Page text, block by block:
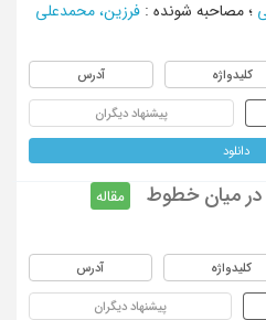
؛ مصاحبه شونده : فرزین، محمدعلی
کلیدواژه آدرس
پیشنهاد دیگران
دانلود
در میان خطوط
مقاله
کلیدواژه آدرس
پیشنهاد دیگران